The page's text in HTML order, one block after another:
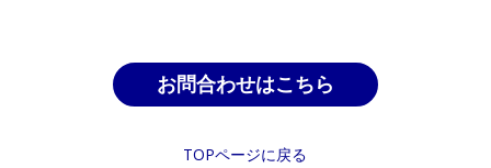
お問合わせはこちら
TOPページに戻る